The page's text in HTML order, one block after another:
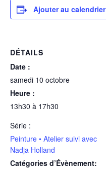
Ajouter au calendrier
DÉTAILS
Date :
samedi 10 octobre
Heure :
13h30 à 17h30
Série :
Peinture • Atelier suivi avec
Nadja Holland
Catégories d’Évènement: